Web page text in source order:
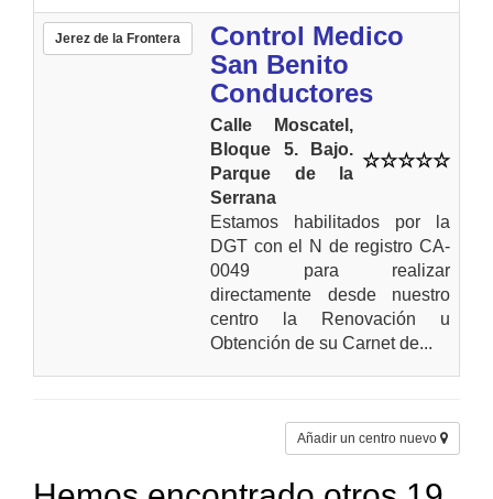
Jerez de la Frontera
Control Medico
San Benito
Conductores
Calle Moscatel,
Bloque 5. Bajo.
Parque de la
Serrana
Estamos habilitados por la
DGT con el N de registro CA-
0049 para realizar
directamente desde nuestro
centro la Renovación u
Obtención de su Carnet de...
Añadir un centro nuevo